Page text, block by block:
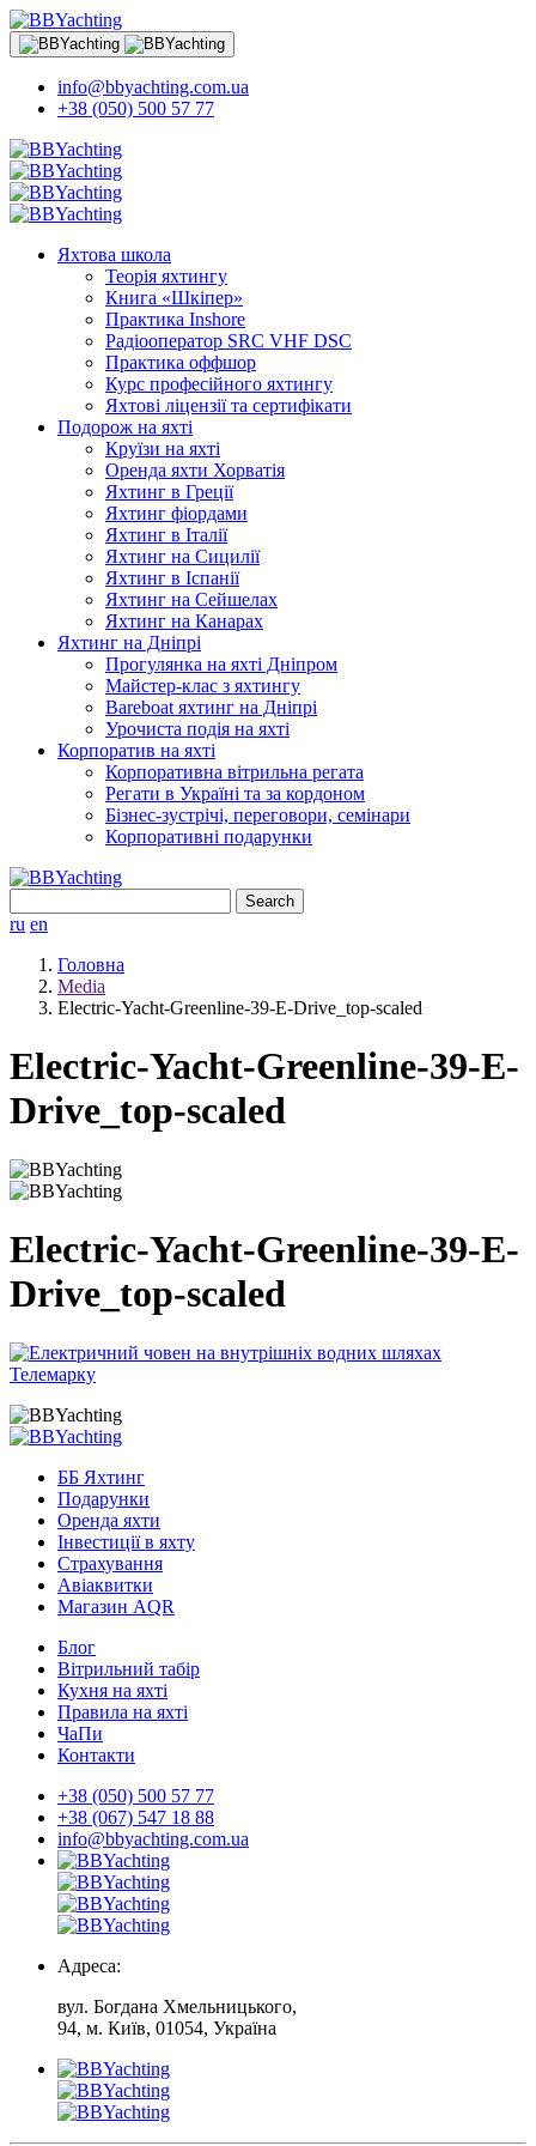
info@bbyachting.com.ua
+38 (050) 500 57 77
Яхтова школа
Теорія яхтингу
Книга «Шкіпер»
Практика Inshore
Радіооператор SRC VHF DSC
Практика оффшор
Курс професійного яхтингу
Яхтові ліцензії та сертифікати
Подорож на яхті
Круїзи на яхті
Оренда яхти Хорватія
Яхтинг в Греції
Яхтинг фіордами
Яхтинг в Італії
Яхтинг на Сицилії
Яхтинг в Іспанії
Яхтинг на Сейшелах
Яхтинг на Канарах
Яхтинг на Дніпрі
Прогулянка на яхті Дніпром
Майстер-клас з яхтингу
Bareboat яхтинг на Дніпрі
Урочиста подія на яхті
Корпоратив на яхті
Корпоративна вітрильна регата
Регати в Україні та за кордоном
Бізнес-зустрічі, переговори, семінари
Корпоративні подарунки
for:
ru en
Головна
Media
Electric-Yacht-Greenline-39-E-Drive_top-scaled
Electric-Yacht-Greenline-39-E-
Drive_top-scaled
Electric-Yacht-Greenline-39-E-
Drive_top-scaled
ББ Яхтинг
Подарунки
Оренда яхти
Інвестиції в яхту
Страхування
Авіаквитки
Магазин AQR
Блог
Вітрильний табір
Кухня на яхті
Правила на яхті
ЧаПи
Контакти
+38 (050) 500 57 77
+38 (067) 547 18 88
info@bbyachting.com.ua
Адреса:
вул. Богдана Хмельницького,
94, м. Київ, 01054, Україна